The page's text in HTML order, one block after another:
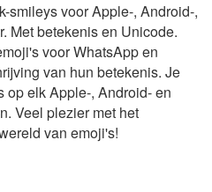
smileys voor Apple-, Android-,
Met betekenis en Unicode.
voor WhatsApp en
van hun betekenis. Je
op elk Apple-, Android- en
Veel plezier met het
van emoji's!